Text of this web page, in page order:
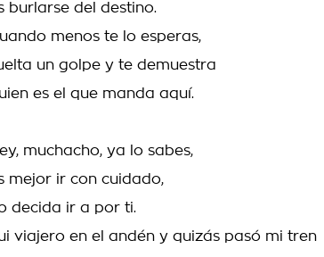
burlarse del destino.
menos te lo esperas,
un golpe y te demuestra
es el que manda aquí.
muchacho, ya lo sabes,
mejor ir con cuidado,
decida ir a por ti.
viajero en el andén y quizás pasó mi tren